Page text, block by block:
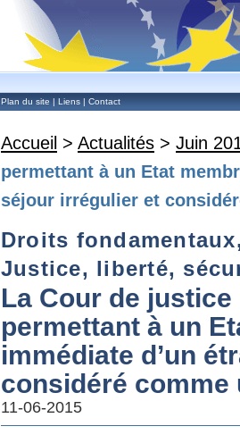
Plan du site | Liens | Contact
Accueil > Actualités > Juin
permettant à un Etat
séjour irrégulier et
Droits
Justice, liberté,
La Cour de
permettant à un
immédiate d’un
considéré comme
11-06-2015